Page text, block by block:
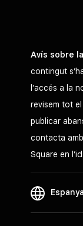
Avís sobre
contingut
l’accés a la
revisem tot
publicar
contacta
Square en